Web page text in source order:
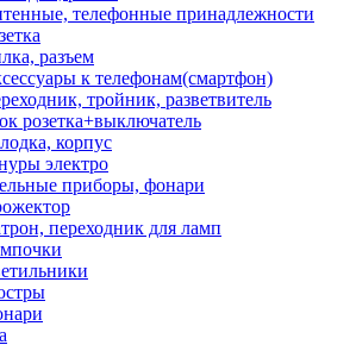
телефонные принадлежности
разъем
к телефонам(смартфон)
тройник, разветвитель
розетка+выключатель
корпус
электро
приборы, фонари
переходник для ламп